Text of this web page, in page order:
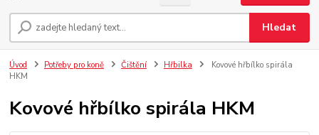
Hledat
Úvod Potřeby pro koně Čištění Hřbilka
Kovové hřbílko spirála
HKM
Kovové hřbílko spirála HKM